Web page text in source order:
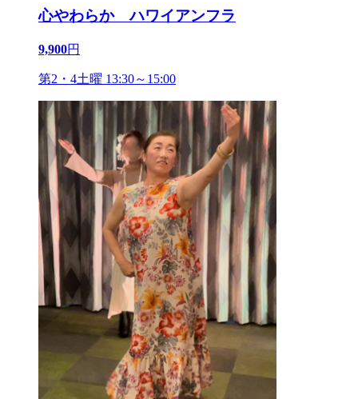
心やわらか ハワイアンフラ
9,900円
第2・4土曜 13:30～15:00